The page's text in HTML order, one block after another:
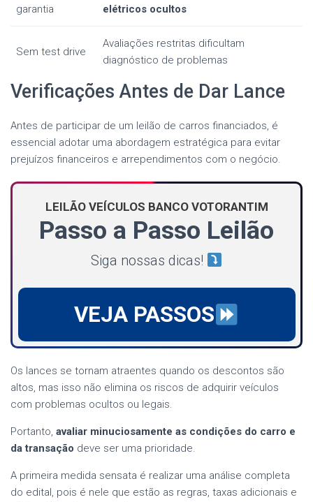
garantia
elétricos ocultos
Sem test drive
Avaliações restritas dificultam
diagnóstico de problemas
Verificações Antes de Dar Lance
Antes de participar de um leilão de carros financiados, é
essencial adotar uma abordagem estratégica para evitar
prejuízos financeiros e arrependimentos com o negócio.
LEILÃO VEÍCULOS BANCO VOTORANTIM
Passo a Passo Leilão
Siga nossas dicas!
VEJA PASSOS
Os lances se tornam atraentes quando os descontos são
altos, mas isso não elimina os riscos de adquirir veículos
com problemas ocultos ou legais.
Portanto, avaliar minuciosamente as condições do carro e
da transação deve ser uma prioridade.
A primeira medida sensata é realizar uma análise completa
do edital, pois é nele que estão as regras, taxas adicionais e